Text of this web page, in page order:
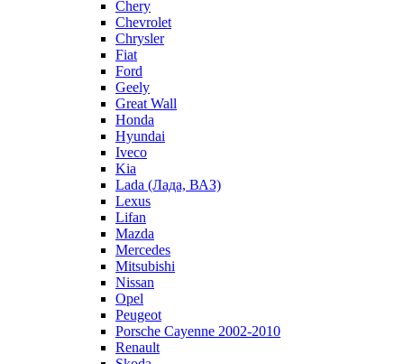
Chery
Chevrolet
Chrysler
Fiat
Ford
Geely
Great Wall
Honda
Hyundai
Iveco
Kia
Lada (Лада, ВАЗ)
Lexus
Lifan
Mazda
Mercedes
Mitsubishi
Nissan
Opel
Peugeot
Porsche Cayenne 2002-2010
Renault